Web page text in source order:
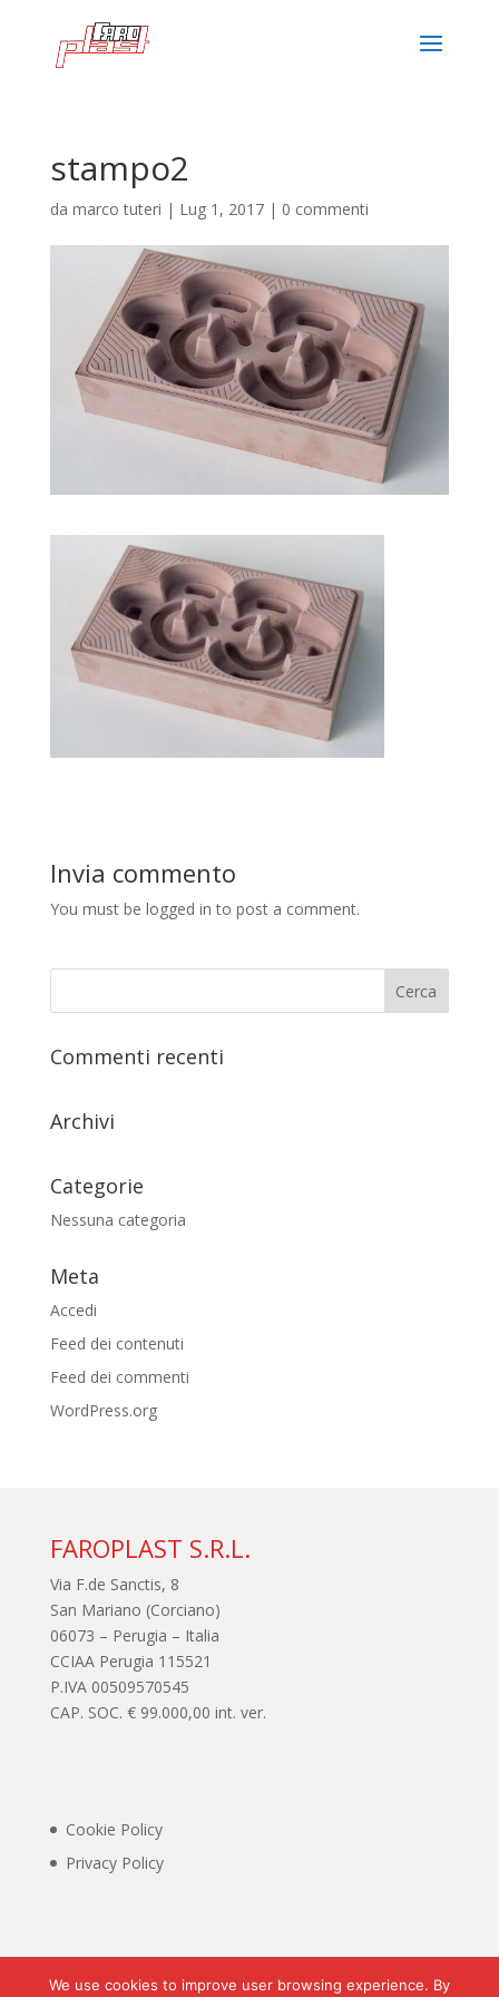
stampo2
da marco tuteri | Lug 1, 2017| 0 commenti
Invia commento
You must be logged in to post a comment.
Commenti recenti
Archivi
Categorie
Nessuna categoria
Meta
Accedi
Feed dei contenuti
Feed dei commenti
WordPress.org
FAROPLAST S.R.L.
Via F.de Sanctis, 8
San Mariano (Corciano)
06073 – Perugia – Italia
CCIAA Perugia 115521
P.IVA 00509570545
CAP. SOC. € 99.000,00 int. ver.
Cookie Policy
Privacy Policy
We use cookies to improve user browsing experience. By